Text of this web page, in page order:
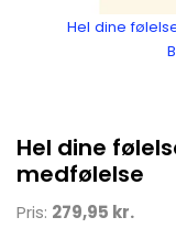
Hel dine
Hel dine
medfølelse
Pris: 279,95 kr.